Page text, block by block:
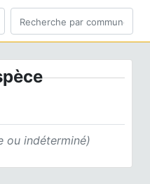
ou indéterminé)